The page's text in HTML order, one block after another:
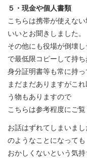
５・現金や個人書類
こちらは携帯が使えな
いいとお聞きしました。
その他にも役場が倒壊
で最低限コピーして持ち
身分証明書等も常に持っ
まだまだありますがこ
う物もありますので
こちらは参考程度にご覧
お話はずれてしまいま
のようなことになっても
おかしくないという気